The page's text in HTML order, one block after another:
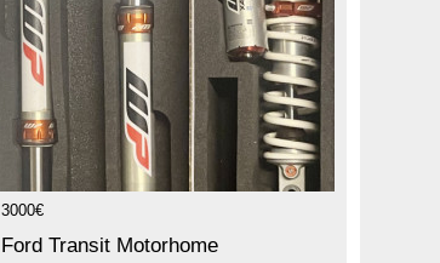
3000€
Ford Transit Motorhome